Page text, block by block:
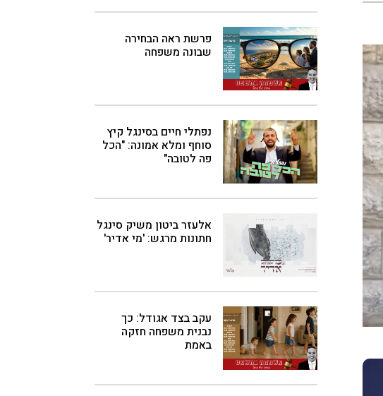
פרשת ראה הבחירה
שבונה משפחה
נפתלי חיים בסינגל קיץ
סוחף ומלא אמונה: "הכל
פה לטובה"
אלעזר ביטון משיק סינגל
חתונות מרגש: 'מי אדיר'
עקב בצד אגודל: כך
נבנית משפחה חזקה
באמת